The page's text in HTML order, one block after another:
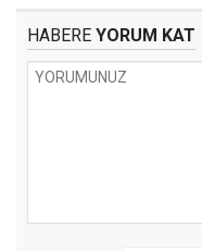
HABERE YORUM KAT